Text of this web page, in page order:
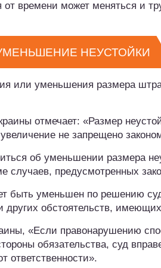
времени может меняться и
НЕУСТОЙКИ
или уменьшения размера
отмечает: «Размер
не запрещено
об уменьшении размера
случаев, предусмотренных
быть уменьшен по решению
других обстоятельств,
«Если правонарушению
обязательства, суд
ответственности».